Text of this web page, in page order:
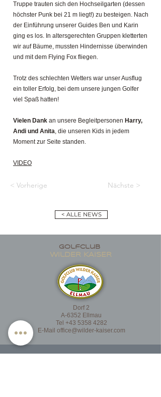
Truppe trauten sich den Hochseilgarten (dessen
höchster Punk bei 21 m liegt!) zu besteigen. Nach
der Einführung unserer Guides Ben und Karin
ging es los. In altersgerechten Gruppen kletterten
wir auf Bäume, mussten Hindernisse überwinden
und mit dem Flying Fox fliegen.
Trotz des schlechten Wetters war unser Ausflug
ein toller Erfolg, bei dem unsere jungen Golfer
viel Spaß hatten!
Vielen Dank an unsere Begleitpersonen Harry,
Andi und Anita, die unseren Kids in jedem
Moment zur Seite standen.
VIDEO
< Vorherige Nächste >
< ALLE NEWS
golfclub
wildER KAISER
Dorf 2
A-6352 Ellmau
Tel +43 5358 4282
E-Mail office@wilder-kaiser.com